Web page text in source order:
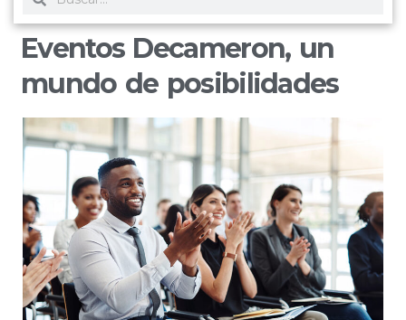
Eventos Decameron, un
mundo de posibilidades